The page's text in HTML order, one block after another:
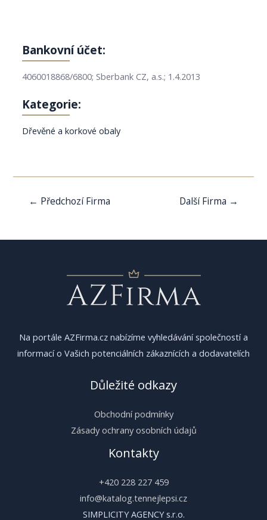
Bankovní účet:
4060018868/6800; Sberbank CZ, a.s.; 1.4.2013
Kategorie:
Dřevěné a korkové obaly
Navigace
← Předchozí Firma Další Firma →
Na portále AZFirma.cz nabízíme vyhledávání společností a
informací o Vašich potenciálních zákaznících a dodavatelích
Důležité odkazy
Obchodní podmínky
Zásady ochrany osobních údajů
Kontakty
+420 228 227 459
info@katalog.tennejlepsi.cz
SIMPLICITY AGENCY s.r.o.